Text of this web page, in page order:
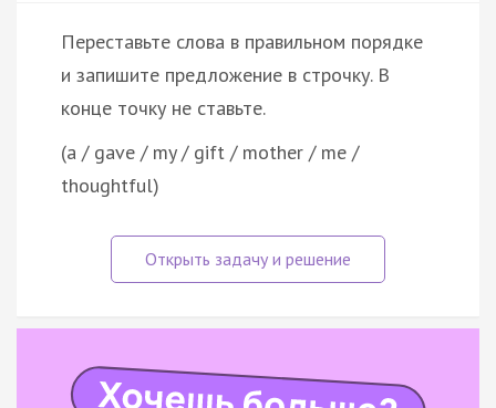
Переставьте слова в правильном порядке
и запишите предложение в строчку. В
конце точку не ставьте.
(a / gave / my / gift / mother / me /
thoughtful)